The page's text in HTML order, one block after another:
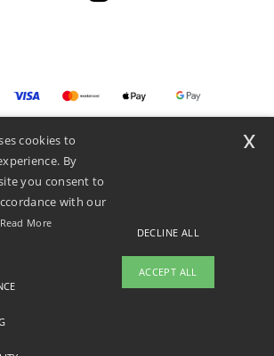
Policy
cookies to
By
you consent to
with our
Read More
DECLINE ALL
ACCEPT ALL
x